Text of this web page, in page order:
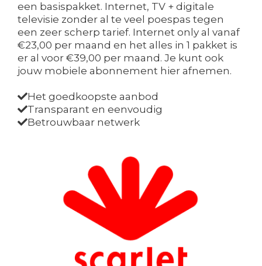
een basispakket. Internet, TV + digitale
televisie zonder al te veel poespas tegen
een zeer scherp tarief. Internet only al vanaf
€23,00 per maand en het alles in 1 pakket is
er al voor €39,00 per maand. Je kunt ook
jouw mobiele abonnement hier afnemen.
Het goedkoopste aanbod
Transparant en eenvoudig
Betrouwbaar netwerk